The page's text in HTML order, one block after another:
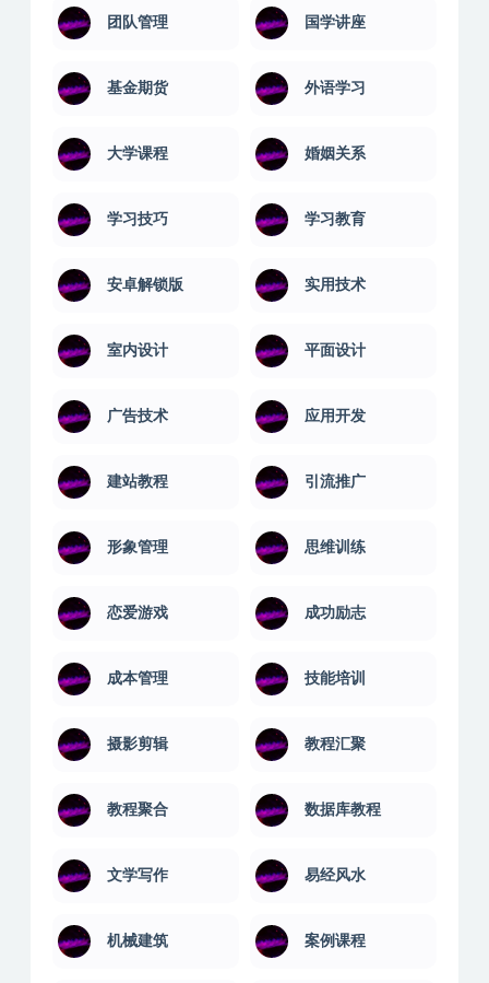
团队管理 国学讲座
基金期货 外语学习
大学课程 婚姻关系
学习技巧 学习教育
安卓解锁版 实用技术
室内设计 平面设计
广告技术 应用开发
建站教程 引流推广
形象管理 思维训练
恋爱游戏 成功励志
成本管理 技能培训
摄影剪辑 教程汇聚
教程聚合 数据库教程
文学写作 易经风水
机械建筑 案例课程